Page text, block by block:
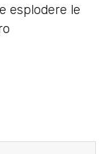
esplodere le